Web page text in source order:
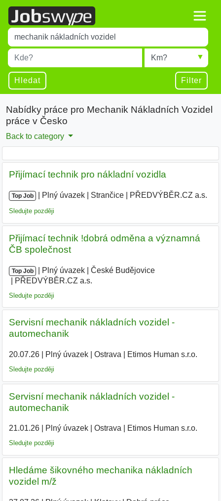
Title
Type 1 or more characters for results.
Místo
Type 1 or more characters for results.
Radius
Hledat Filter
Nabídky práce pro Mechanik Nákladních Vozidel
práce v Česko
Back to category
Přijímací technik pro nákladní vozidla
Top Job Plný úvazek Strančice PŘEDVÝBĚR.CZ a.s.
Sledujte později
Přijímací technik !dobrá odměna a významná
ČB společnost
Top Job Plný úvazek České Budějovice
PŘEDVÝBĚR.CZ a.s.
Sledujte později
Servisní mechanik nákladních vozidel -
automechanik
20.07.26| Plný úvazek| Ostrava Etimos Human s.r.o.
Sledujte později
Servisní mechanik nákladních vozidel -
automechanik
21.01.26| Plný úvazek| Ostrava Etimos Human s.r.o.
Sledujte později
Hledáme šikovného mechanika nákladních
vozidel m/ž